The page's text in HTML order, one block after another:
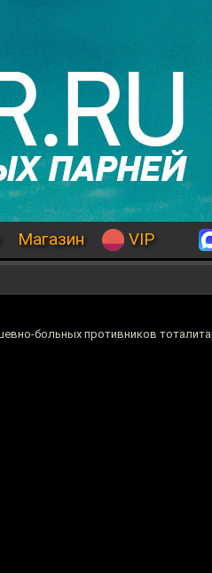
Магазин VIP
больных противников